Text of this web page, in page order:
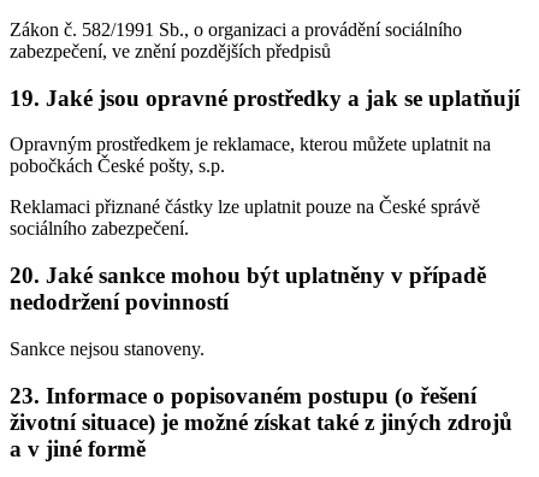
Zákon č. 582/1991 Sb., o organizaci a provádění sociálního
zabezpečení, ve znění pozdějších předpisů
19. Jaké jsou opravné prostředky a jak se uplatňují
Opravným prostředkem je reklamace, kterou můžete uplatnit na
pobočkách České pošty, s.p.
Reklamaci přiznané částky lze uplatnit pouze na České správě
sociálního zabezpečení.
20. Jaké sankce mohou být uplatněny v případě
nedodržení povinností
Sankce nejsou stanoveny.
23. Informace o popisovaném postupu (o řešení
životní situace) je možné získat také z jiných zdrojů
a v jiné formě